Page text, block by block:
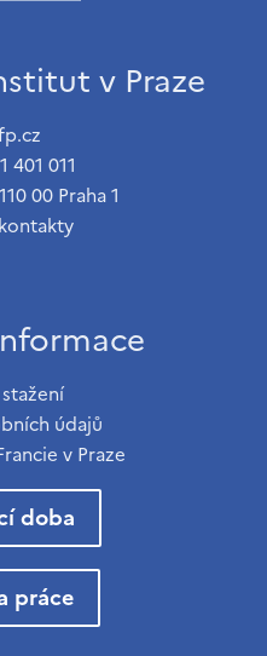
v Praze
401 011
00 Praha 1
údajů
v Praze
doba
práce